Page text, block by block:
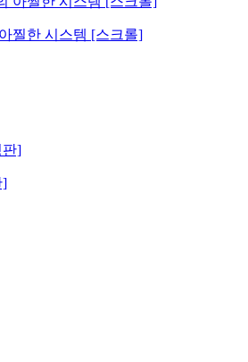
찔한 시스템 [스크롤]
]